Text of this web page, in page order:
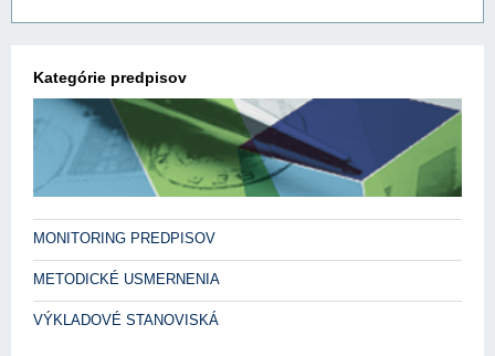
Kategórie predpisov
MONITORING PREDPISOV
METODICKÉ USMERNENIA
VÝKLADOVÉ STANOVISKÁ